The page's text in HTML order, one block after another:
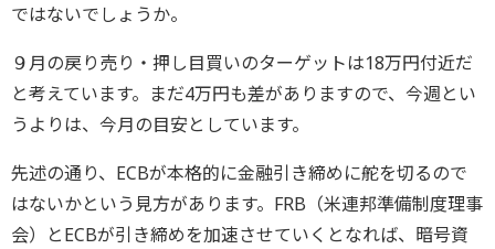
ではないでしょうか。
９月の戻り売り・押し目買いのターゲットは18万円付近だ
と考えています。まだ4万円も差がありますので、今週とい
うよりは、今月の目安としています。
先述の通り、ECBが本格的に金融引き締めに舵を切るので
はないかという見方があります。FRB（米連邦準備制度理事
会）とECBが引き締めを加速させていくとなれば、暗号資